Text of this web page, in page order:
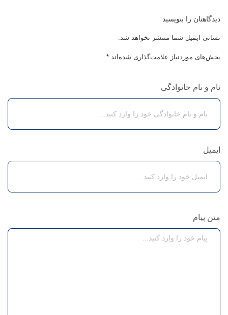
دیدگاهتان را بنویسید
نشانی ایمیل شما منتشر نخواهد شد.
بخش‌های موردنیاز علامت‌گذاری شده‌اند *
نام و نام خانوادگی
ایمیل
متن پیام